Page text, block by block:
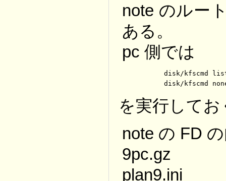
note のルー
ある。
pc 側では
	disk/kfscmd listen
disk/kfscmd
を実行してお
note の FD
9pc.gz
plan9.ini